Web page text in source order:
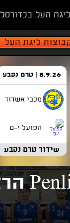
העל בכדורסל
8.9.26 | טרם נקבע
מכבי אשדוד
הפועל י-ם
שידור טרם נקבע